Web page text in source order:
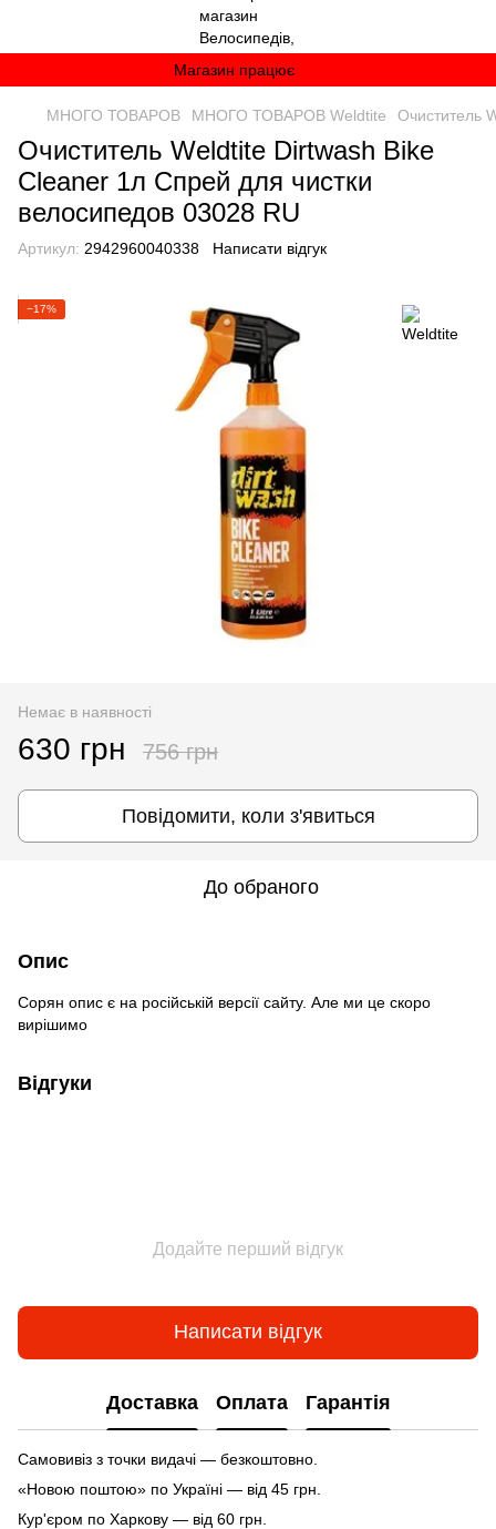
Магазин працює
МНОГО ТОВАРОВ МНОГО ТОВАРОВ Weldtite Очиститель
Очиститель Weldtite Dirtwash Bike
Cleaner 1л Спрей для чистки
велосипедов 03028 RU
Артикул: 2942960040338 Написати відгук
−17%
Немає в наявності
630 грн 756 грн
Повідомити, коли з'явиться
До обраного
Опис
Сорян опис є на російській версії сайту. Але ми це скоро
вирішимо
Відгуки
Додайте перший відгук
Написати відгук
Доставка Оплата Гарантія
Самовивіз з точки видачі — безкоштовно.
«Новою поштою» по Україні — від 45 грн.
Кур'єром по Харкову — від 60 грн.